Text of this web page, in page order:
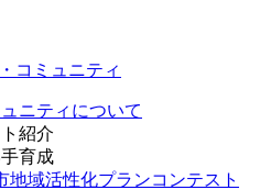
ニティについて
紹介
育成
地域活性化プランコンテスト